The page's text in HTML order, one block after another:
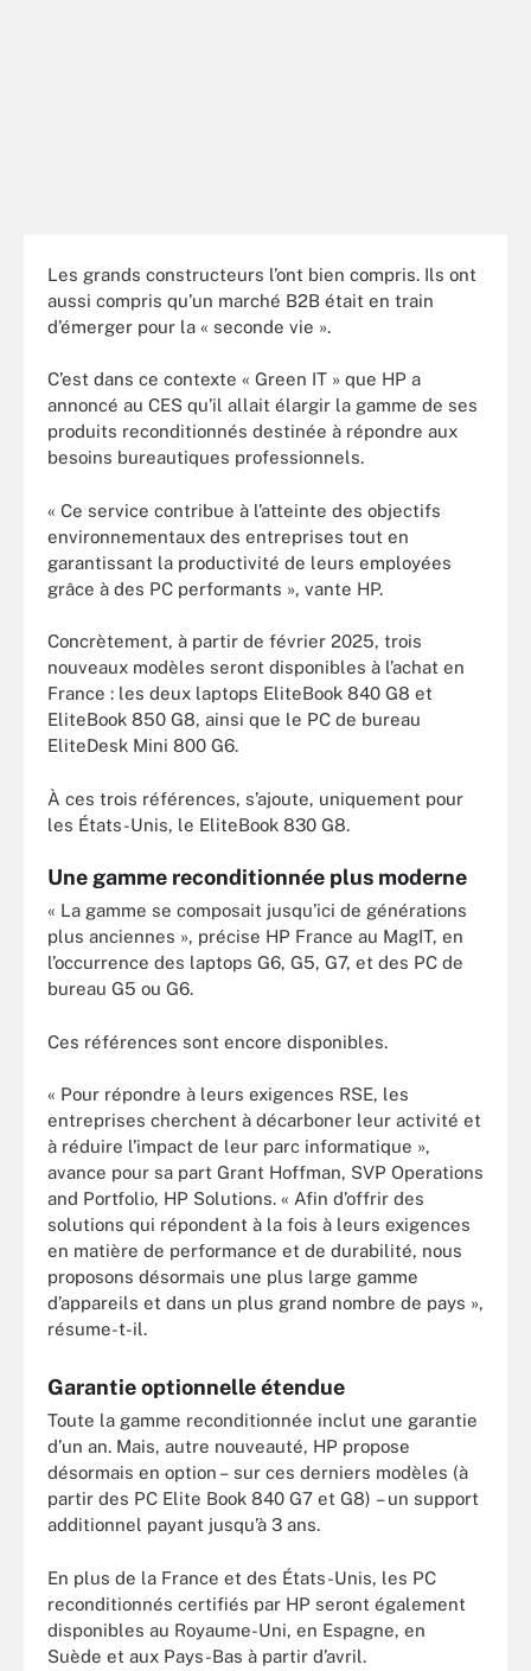
Les grands constructeurs l’ont bien compris. Ils ont
aussi compris qu’un marché B2B était en train
d’émerger pour la « seconde vie ».
C’est dans ce contexte « Green IT » que HP a
annoncé au CES qu’il allait élargir la gamme de ses
produits reconditionnés destinée à répondre aux
besoins bureautiques professionnels.
« Ce service contribue à l’atteinte des objectifs
environnementaux des entreprises tout en
garantissant la productivité de leurs employées
grâce à des PC performants », vante HP.
Concrètement, à partir de février 2025, trois
nouveaux modèles seront disponibles à l’achat en
France : les deux laptops EliteBook 840 G8 et
EliteBook 850 G8, ainsi que le PC de bureau
EliteDesk Mini 800 G6.
À ces trois références, s’ajoute, uniquement pour
les États-Unis, le EliteBook 830 G8.
Une gamme reconditionnée plus moderne
« La gamme se composait jusqu’ici de générations
plus anciennes », précise HP France au MagIT, en
l’occurrence des laptops G6, G5, G7, et des PC de
bureau G5 ou G6.
Ces références sont encore disponibles.
« Pour répondre à leurs exigences RSE, les
entreprises cherchent à décarboner leur activité et
à réduire l’impact de leur parc informatique »,
avance pour sa part Grant Hoffman, SVP Operations
and Portfolio, HP Solutions. « Afin d’offrir des
solutions qui répondent à la fois à leurs exigences
en matière de performance et de durabilité, nous
proposons désormais une plus large gamme
d’appareils et dans un plus grand nombre de pays »,
résume-t-il.
Garantie optionnelle étendue
Toute la gamme reconditionnée inclut une garantie
d’un an. Mais, autre nouveauté, HP propose
désormais en option – sur ces derniers modèles (à
partir des PC Elite Book 840 G7 et G8) – un support
additionnel payant jusqu’à 3 ans.
En plus de la France et des États-Unis, les PC
reconditionnés certifiés par HP seront également
disponibles au Royaume-Uni, en Espagne, en
Suède et aux Pays-Bas à partir d’avril.